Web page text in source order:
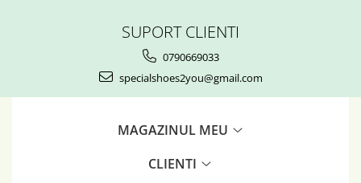
SUPORT CLIENTI
0790669033
specialshoes2you@gmail.com
MAGAZINUL MEU
CLIENTI